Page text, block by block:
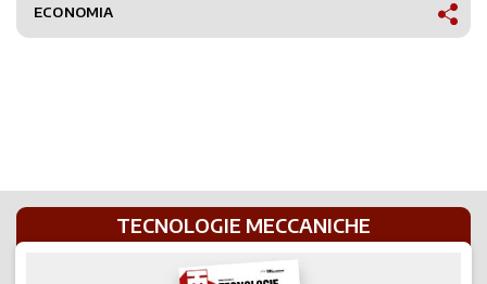
ECONOMIA
TECNOLOGIE MECCANICHE